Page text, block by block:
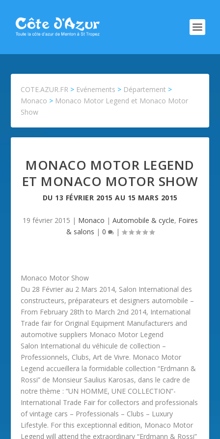
COTE.AZUR.FR > Evénements > Département >
Monaco > Monaco Motor Legend et Monaco Motor
Show
MONACO MOTOR LEGEND
ET MONACO MOTOR SHOW
DU 13 FÉVRIER 2015 AU 15 MARS 2015
19 février 2015 | Monaco | Automobile & cycle, Foires
& salons | 0 |
Monaco Motor Show
Du 28 Février au 2 Mars 2014, Salon International des
constructeurs, préparateurs et designers automobile –
From February 28th to March 2nd 2014, International
Trade fair for Original Equipment Manufacturers and
automotive suppliers Monaco Motor Legend
Salon International du véhicule de collection –
Professionnels, Clubs, Art de Vivre. Monaco Motor
Legend accueillera la formidable collection “Erdmann &
Rossi” de Monsieur Saulius Karosas, dans le cadre de
notre thème : “UN HOMME, UNE COLLECTION”-
International Trade Fair for collectors and professionals
of vintage cars – Professionals – Clubs – Luxury
Lifestyle. For this exceptionnal edition, Monaco Motor
Legend will attend the extraordinary “Erdmann & Rossi”